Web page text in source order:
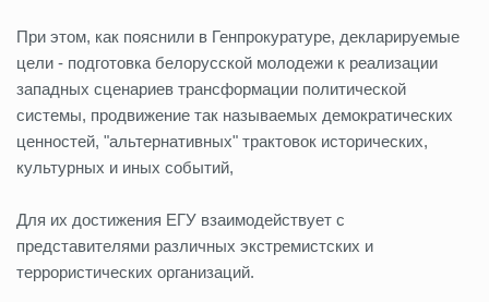
При этом, как пояснили в Генпрокуратуре, декларируемые
цели - подготовка белорусской молодежи к реализации
западных сценариев трансформации политической
системы, продвижение так называемых демократических
ценностей, "альтернативных" трактовок исторических,
культурных и иных событий,
Для их достижения ЕГУ взаимодействует с
представителями различных экстремистских и
террористических организаций.